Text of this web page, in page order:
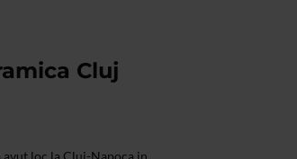
Cluj
loc la Cluj-Napoca in